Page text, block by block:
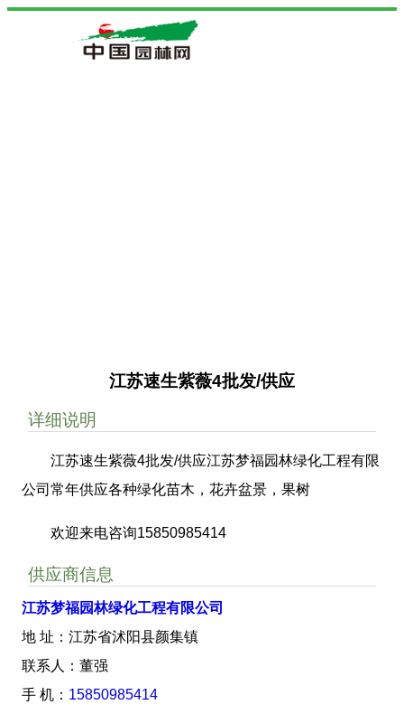
江苏速生紫薇4批发/供应
详细说明
江苏速生紫薇4批发/供应江苏梦福园林绿化工程有限
公司常年供应各种绿化苗木，花卉盆景，果树
欢迎来电咨询15850985414
供应商信息
江苏梦福园林绿化工程有限公司
地 址：江苏省沭阳县颜集镇
联系人：董强
手 机： 15850985414